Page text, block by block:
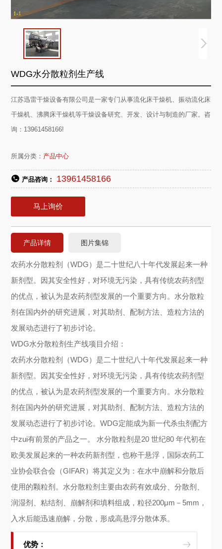
1-1
WDG水分散粒剂生产线
江苏迅雷干燥设备有限公司是一家专门从事流化床干燥机、振动流化床
干燥机、沸腾床干燥机等干燥设备研究、开发、设计与制造的厂家。咨
询：13961458166!
所属分类： 产品中心
产品咨询： 13961458166
马上询价
产品详情 图片集锦
农药水分散粒剂（WDG）是二十世纪八十年代发展起来一种
新剂型。因其安全性好，对环境无污染，具有传统农药剂型
的优点，被认为是农药剂型发展的一个重要方向。水分散粒
剂在国内外的研究进展，对其助剂、配制方法、造粒方法的
发展动态进行了初步讨论。
WDG水分散粒剂生产线项目介绍：
农药水分散粒剂（WDG）是二十世纪八十年代发展起来一种
新剂型。因其安全性好，对环境无污染，具有传统农药剂型
的优点，被认为是农药剂型发展的一个重要方向。水分散粒
剂在国内外的研究进展，对其助剂、配制方法、造粒方法的
发展动态进行了初步讨论。WDG定能成为新一代杀虫剂配方
中zui有前景的产品之一。 水分散粒剂是20 世纪80 年代初在
欧美发展起来的一种农药新剂型，也称干悬浮，国际农药工
业协会联合会（GIFAR）将其定义为：在水中崩解和分散后
使用的颗粒剂。水分散粒剂主要由农药有效成分、分散剂、
润湿剂、粘结剂、崩解剂和填料组成，粒径200μm－5mm，
入水后能迅速崩解，分散，形成高悬浮分散体系。
优势：